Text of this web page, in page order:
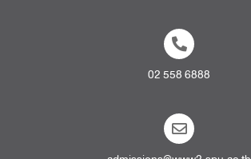
02 558 6888